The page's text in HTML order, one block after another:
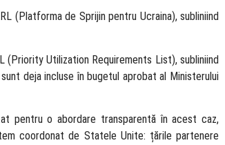
(Platforma de Sprijin pentru Ucraina), subliniind
(Priority Utilization Requirements List), subliniind
deja incluse în bugetul aprobat al Ministerului
pentru o abordare transparentă în acest caz,
coordonat de Statele Unite: țările partenere